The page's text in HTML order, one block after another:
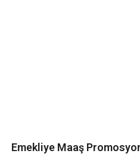
Emekliye Maaş